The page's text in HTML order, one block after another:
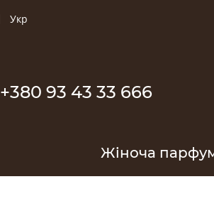
Укр
+380 93 43 33 666
Жіноча